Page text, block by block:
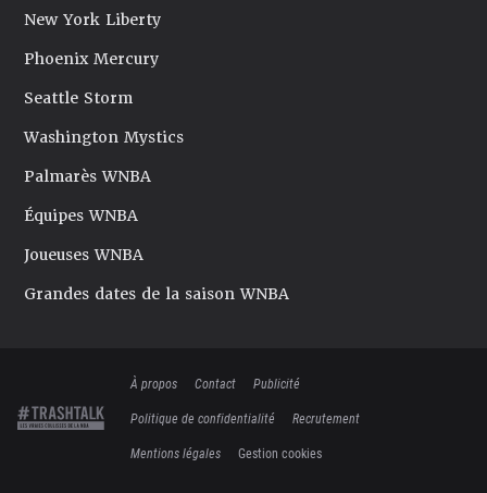
New York Liberty
Phoenix Mercury
Seattle Storm
Washington Mystics
Palmarès WNBA
Équipes WNBA
Joueuses WNBA
Grandes dates de la saison WNBA
À propos Contact
Publicité
Politique de confidentialité
Recrutement
Mentions légales
Gestion cookies